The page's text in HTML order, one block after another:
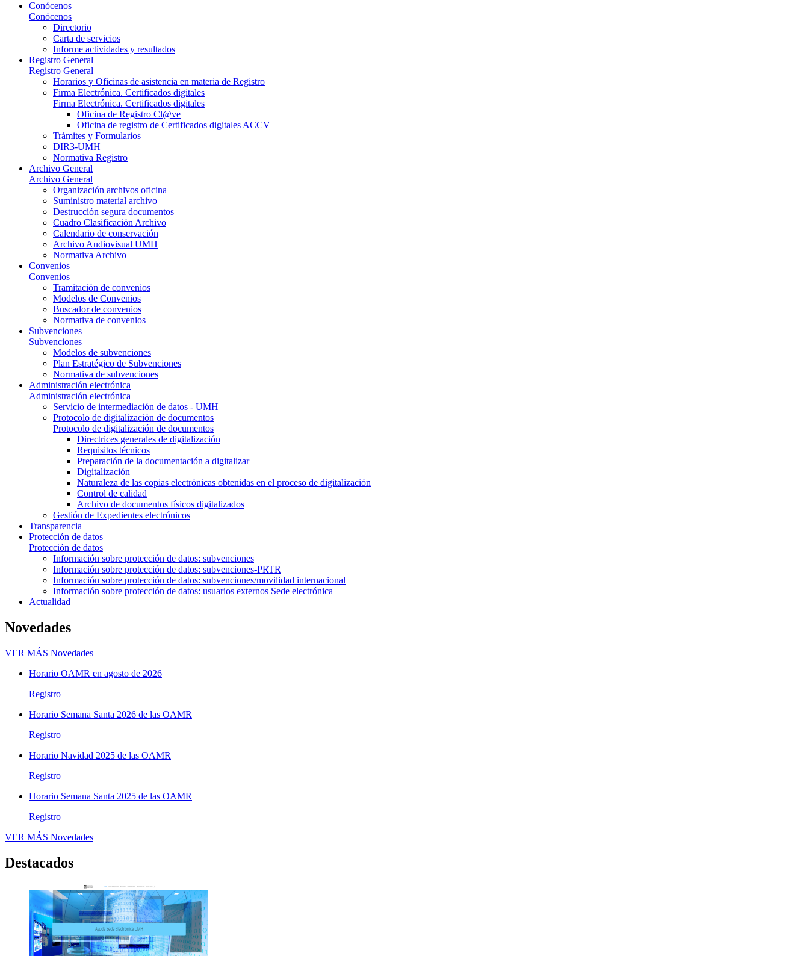
Conócenos
Conócenos
Directorio
Carta de servicios
Informe actividades y resultados
Registro General
Registro General
Horarios y Oficinas de asistencia en materia de Registro
Firma Electrónica. Certificados digitales
Firma Electrónica. Certificados digitales
Oficina de Registro Cl@ve
Oficina de registro de Certificados digitales ACCV
Trámites y Formularios
DIR3-UMH
Normativa Registro
Archivo General
Archivo General
Organización archivos oficina
Suministro material archivo
Destrucción segura documentos
Cuadro Clasificación Archivo
Calendario de conservación
Archivo Audiovisual UMH
Normativa Archivo
Convenios
Convenios
Tramitación de convenios
Modelos de Convenios
Buscador de convenios
Normativa de convenios
Subvenciones
Subvenciones
Modelos de subvenciones
Plan Estratégico de Subvenciones
Normativa de subvenciones
Administración electrónica
Administración electrónica
Servicio de intermediación de datos - UMH
Protocolo de digitalización de documentos
Protocolo de digitalización de documentos
Directrices generales de digitalización
Requisitos técnicos
Preparación de la documentación a digitalizar
Digitalización
Naturaleza de las copias electrónicas obtenidas en el proceso de digitalización
Control de calidad
Archivo de documentos físicos digitalizados
Gestión de Expedientes electrónicos
Transparencia
Protección de datos
Protección de datos
Información sobre protección de datos: subvenciones
Información sobre protección de datos: subvenciones-PRTR
Información sobre protección de datos: subvenciones/movilidad internacional
Información sobre protección de datos: usuarios externos Sede electrónica
Actualidad
Novedades
VER MÁS Novedades
Horario OAMR en agosto de 2026
Registro
Horario Semana Santa 2026 de las OAMR
Registro
Horario Navidad 2025 de las OAMR
Registro
Horario Semana Santa 2025 de las OAMR
Registro
VER MÁS Novedades
Destacados